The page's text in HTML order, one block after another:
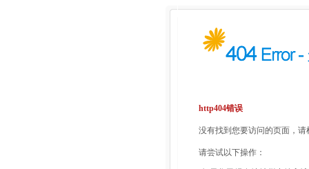
http404错误
没有找到您要访问的页面，
请尝试以下操作：